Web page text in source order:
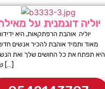
יוליה דוגמנית על
יוליה אוהבת הרפתקאות, היא
מאוד ותמיד אוהבת להכיר אנשים
היא תפתח את כל החושים שלך ואת
שלך […]